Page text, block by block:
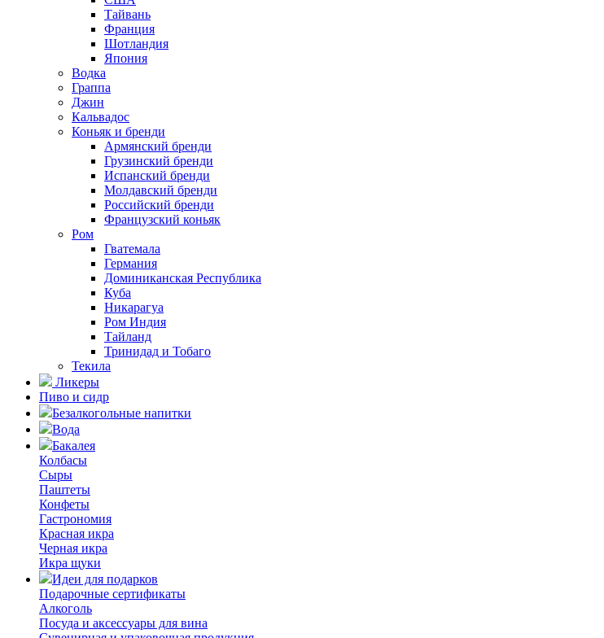
Тайвань
Франция
Шотландия
Япония
Водка
Граппа
Джин
Кальвадос
Коньяк и бренди
Армянский бренди
Грузинский бренди
Испанский бренди
Молдавский бренди
Российский бренди
Французский коньяк
Ром
Гватемала
Германия
Доминиканская Республика
Куба
Никарагуа
Ром Индия
Тайланд
Тринидад и Тобаго
Текила
Ликеры
Пиво и сидр
Безалкогольные напитки
Вода
Бакалея
Колбасы
Сыры
Паштеты
Конфеты
Гастрономия
Красная икра
Черная икра
Икра щуки
Идеи для подарков
Подарочные сертификаты
Алкоголь
Посуда и аксессуары для вина